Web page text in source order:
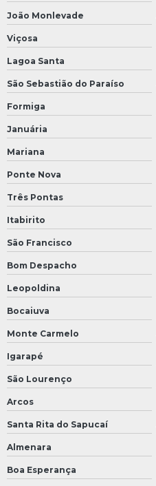
João Monlevade
Viçosa
Lagoa Santa
São Sebastião do Paraíso
Formiga
Januária
Mariana
Ponte Nova
Três Pontas
Itabirito
São Francisco
Bom Despacho
Leopoldina
Bocaiuva
Monte Carmelo
Igarapé
São Lourenço
Arcos
Santa Rita do Sapucaí
Almenara
Boa Esperança